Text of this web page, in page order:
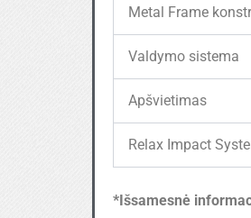
Metal Frame
Valdymo sistema
Apšvietimas
Relax Impact
*Išsamesnė